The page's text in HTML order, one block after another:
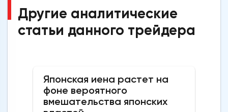
Другие аналитические
статьи данного трейдера
Японская иена растет на
фоне вероятного
вмешательства японских